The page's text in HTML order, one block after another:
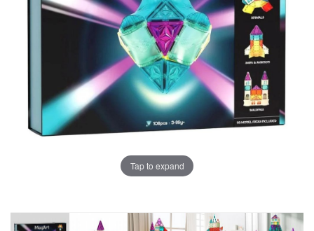
Tap to expand